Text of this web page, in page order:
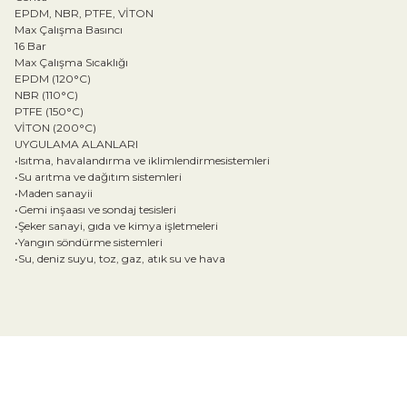
EPDM, NBR, PTFE, VİTON
Max Çalışma Basıncı
16 Bar
Max Çalışma Sıcaklığı
EPDM (120°C)
NBR (110°C)
PTFE (150°C)
VİTON (200°C)
UYGULAMA ALANLARI
•Isıtma, havalandırma ve iklimlendirmesistemleri
•Su arıtma ve dağıtım sistemleri
•Maden sanayii
•Gemi inşaası ve sondaj tesisleri
•Şeker sanayi, gıda ve kimya işletmeleri
•Yangın söndürme sistemleri
•Su, deniz suyu, toz, gaz, atık su ve hava